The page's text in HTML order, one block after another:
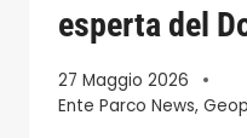
esperta del
27 Maggio 2026
Ente Parco News,